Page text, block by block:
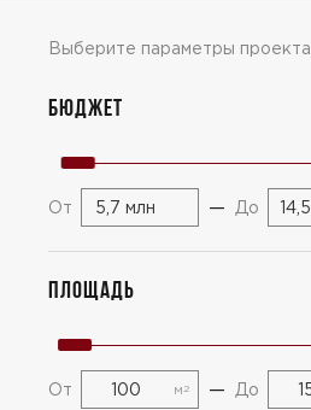
Выберите параметры проекта
Бюджет
От — До
Площадь
От м 2 — До